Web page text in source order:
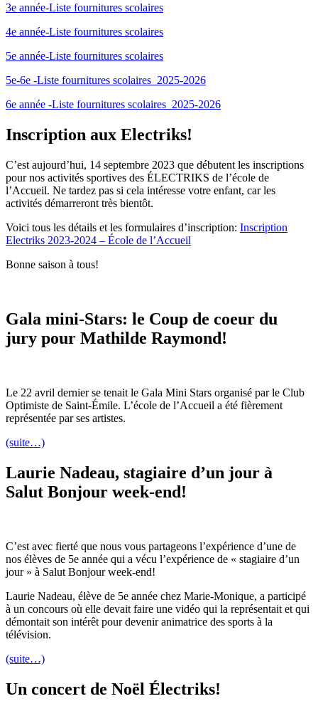
3e année-Liste fournitures scolaires
4e année-Liste fournitures scolaires
5e année-Liste fournitures scolaires
5e-6e -Liste fournitures scolaires_2025-2026
6e année -Liste fournitures scolaires_2025-2026
Inscription aux Electriks!
C’est aujourd’hui, 14 septembre 2023 que débutent les inscriptions
pour nos activités sportives des ÉLECTRIKS de l’école de
l’Accueil. Ne tardez pas si cela intéresse votre enfant, car les
activités démarreront très bientôt.
Voici tous les détails et les formulaires d’inscription: Inscription
Electriks 2023-2024 – École de l’Accueil
Bonne saison à tous!
Gala mini-Stars: le Coup de coeur du
jury pour Mathilde Raymond!
Le 22 avril dernier se tenait le Gala Mini Stars organisé par le Club
Optimiste de Saint-Émile. L’école de l’Accueil a été fièrement
représentée par ses artistes.
(suite…)
Laurie Nadeau, stagiaire d’un jour à
Salut Bonjour week-end!
C’est avec fierté que nous vous partageons l’expérience d’une de
nos élèves de 5e année qui a vécu l’expérience de « stagiaire d’un
jour » à Salut Bonjour week-end!
Laurie Nadeau, élève de 5e année chez Marie-Monique, a participé
à un concours où elle devait faire une vidéo qui la représentait et qui
démontait son intérêt pour devenir animatrice des sports à la
télévision.
(suite…)
Un concert de Noël Électriks!